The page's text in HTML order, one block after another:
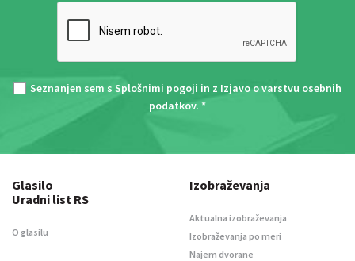
Seznanjen sem s Splošnimi pogoji in z Izjavo o varstvu osebnih
podatkov. *
Glasilo
Uradni list RS
O glasilu
Izobraževanja
Aktualna izobraževanja
Izobraževanja po meri
Najem dvorane